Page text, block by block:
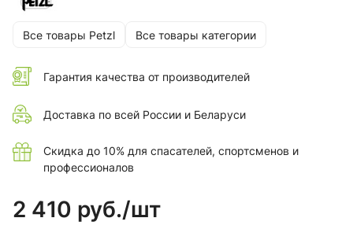
Все товары Petzl Все товары категории
Гарантия качества от производителей
Доставка по всей России и Беларуси
Скидка до 10% для спасателей, спортсменов и
профессионалов
2 410 руб./шт